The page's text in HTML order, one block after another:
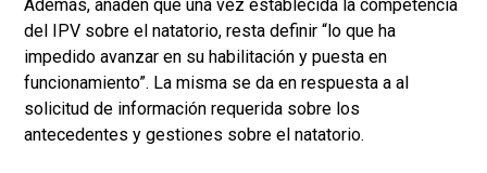
Además, añaden que una vez establecida la competencia
del IPV sobre el natatorio, resta definir “lo que ha
impedido avanzar en su habilitación y puesta en
funcionamiento”. La misma se da en respuesta a al
solicitud de información requerida sobre los
antecedentes y gestiones sobre el natatorio.